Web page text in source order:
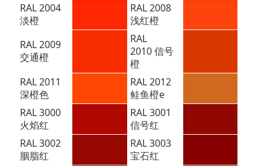
RAL 2004
淡橙
RAL 2008
浅红橙
RAL 2009
交通橙
RAL
2010信号
橙
RAL 2011
深橙色
RAL 2012
鲑鱼橙e
RAL 3000
火焰红
RAL 3001
信号红
RAL 3002
胭脂红
RAL 3003
宝石红